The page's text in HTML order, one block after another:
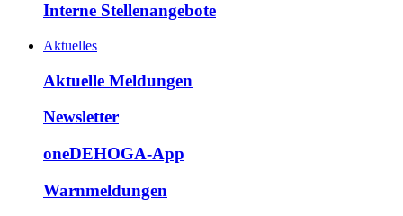
Interne Stellenangebote
Aktuelles
Aktuelle Meldungen
Newsletter
oneDEHOGA-App
Warnmeldungen